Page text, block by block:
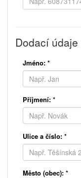
Dodací údaje
Jméno: *
Příjmení: *
Ulice a číslo: *
Město (obec): *